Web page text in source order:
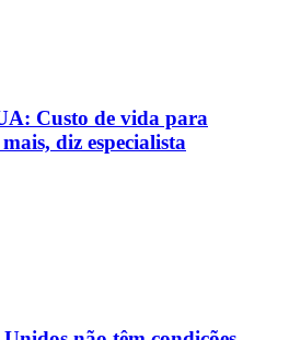
Custo de vida para
diz especialista